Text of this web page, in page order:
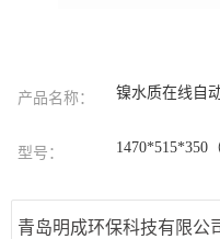
产品名称： 镍水质在线自
型号： 1470*515*350
青岛明成环保科技有限公